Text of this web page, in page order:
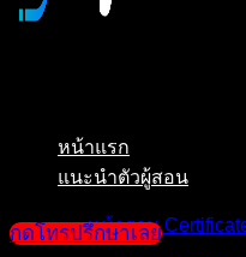
หน้าแรก
แนะนำตัวผู้สอน
หน้ารวม
กดโทรปรึกษาเลย